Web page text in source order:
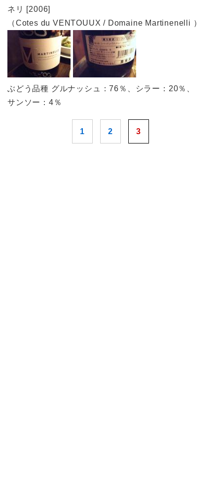
ネリ [2006]
（Cotes du VENTOUUX / Domaine Martinenelli ）
ぶどう品種 グルナッシュ：76％、シラー：20％、
サンソー：4％
1 2 3